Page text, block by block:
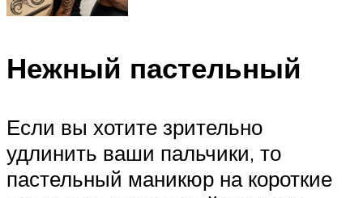
Нежный пастельный
Если вы хотите зрительно
удлинить ваши пальчики, то
пастельный маникюр на короткие